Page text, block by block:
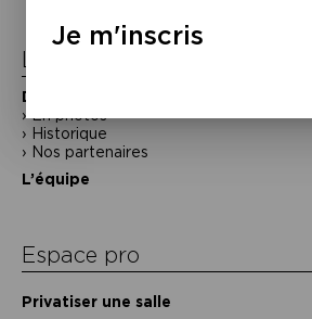
La Maison de la Poésie
Découvrir
En photos
Historique
Nos partenaires
L’équipe
Espace pro
Privatiser une salle
Je m'inscris